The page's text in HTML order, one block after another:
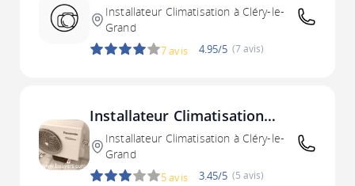
Cléry-le-Grand
Installateur Climatisation à Cléry-le-
Grand
7 avis 4.95/5 (7 avis)
Installateur Climatisation
Cléry-le-Grand
Installateur Climatisation à Cléry-le-
Grand
5 avis 3.45/5 (5 avis)